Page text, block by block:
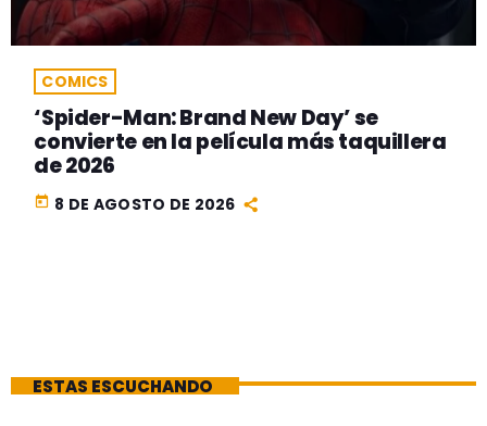
COMICS
‘Spider-Man: Brand New Day’ se
convierte en la película más taquillera
de 2026
today 8 DE AGOSTO DE 2026
ESTAS ESCUCHANDO